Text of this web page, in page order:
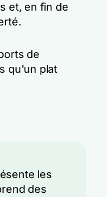
et, en fin de
de
qu'un plat
les
des